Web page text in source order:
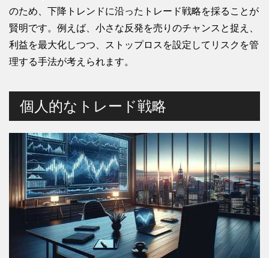
のため、下降トレンドに沿ったトレード戦略を採ることが
賢明です。例えば、小さな反発を売りのチャンスと捉え、
利益を最大化しつつ、ストップロスを設定してリスクを管
理する手法が考えられます。
個人的なトレード戦略